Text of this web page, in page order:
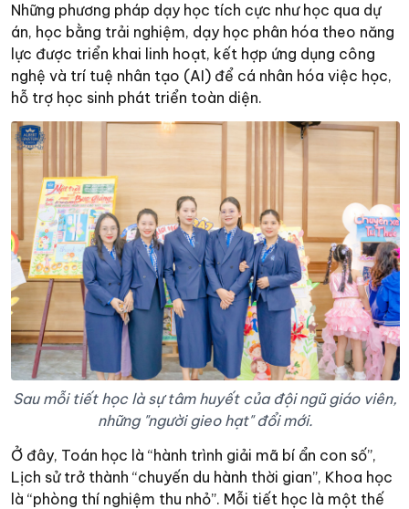
Những phương pháp dạy học tích cực như học qua dự
án, học bằng trải nghiệm, dạy học phân hóa theo năng
lực được triển khai linh hoạt, kết hợp ứng dụng công
nghệ và trí tuệ nhân tạo (AI) để cá nhân hóa việc học,
hỗ trợ học sinh phát triển toàn diện.
Sau mỗi tiết học là sự tâm huyết của đội ngũ giáo viên,
những "người gieo hạt" đổi mới.
Ở đây, Toán học là “hành trình giải mã bí ẩn con số”,
Lịch sử trở thành “chuyến du hành thời gian”, Khoa học
là “phòng thí nghiệm thu nhỏ”. Mỗi tiết học là một thế